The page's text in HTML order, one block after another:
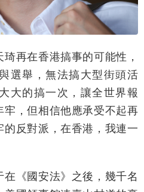
再在香港搞事的可能性，
選舉，無法搞大型街頭活
大的搞一次，讓全世界報
，但相信他應承受不起再
反對派，在香港，我連一
《國安法》之後，幾千名